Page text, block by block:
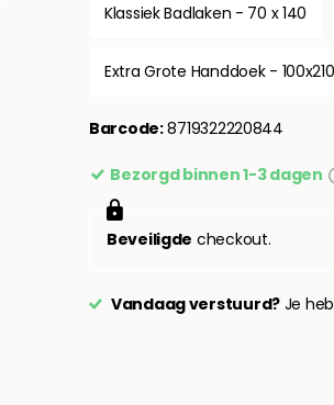
Klassiek Badlaken - 70 x 140
Extra Grote Handdoek - 100x210
Barcode:8719322220844
Bezorgd binnen 1-3 dagen
Beveiligde checkout.
Vandaag verstuurd?Je